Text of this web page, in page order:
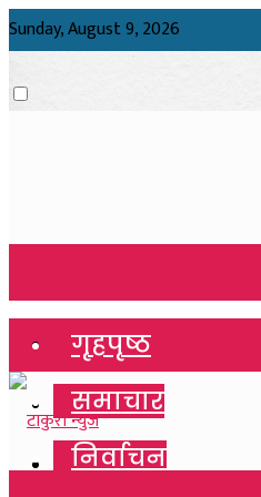
Sunday, August 9, 2026
गृहपृष्ठ
समाचार
निर्वाचन
गृहपृष्ठ
समाचार
निर्वाचन